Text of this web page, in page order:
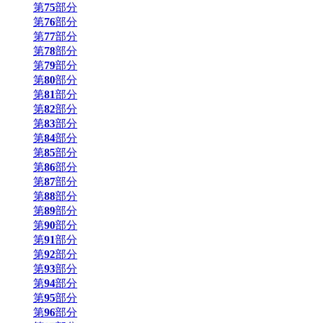
第75部分
第76部分
第77部分
第78部分
第79部分
第80部分
第81部分
第82部分
第83部分
第84部分
第85部分
第86部分
第87部分
第88部分
第89部分
第90部分
第91部分
第92部分
第93部分
第94部分
第95部分
第96部分